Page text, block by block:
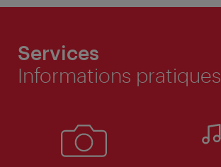
Services
Informations pratiques